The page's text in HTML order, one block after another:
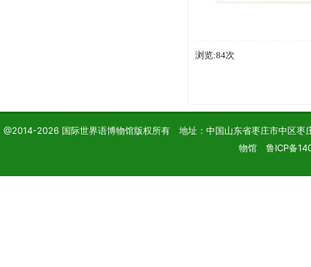
浏览:84次
@2014-2026 国际世界语博物馆版权所有 地址：中国山东省枣庄市中区
物馆 鲁ICP备